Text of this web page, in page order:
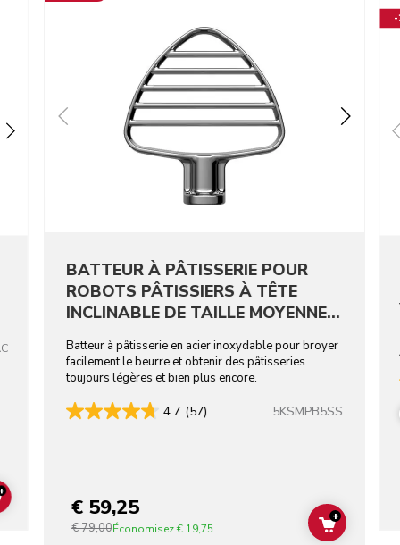
ADD TO CART
BATTEUR À PÂTISSERIE POUR
ROBOTS PÂTISSIERS À TÊTE
INCLINABLE DE TAILLE MOYENNE -
ACIER INOXYDABLE
Batteur à pâtisserie en acier inoxydable pour broyer
facilement le beurre et obtenir des pâtisseries
toujours légères et bien plus encore.
4.7 (57) 5KSMPB5SS
€ 59,25
€ 79,00Économisez€ 19,75 ADD TO
+
-